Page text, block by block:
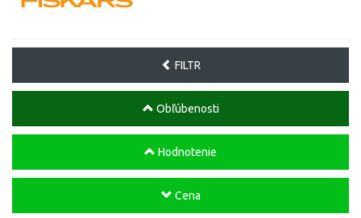
FILTR
Obľúbenosti
Hodnotenie
Cena